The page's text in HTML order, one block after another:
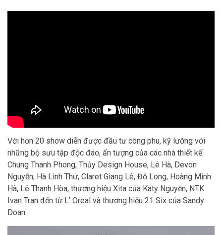
Với hơn 20 show diễn được đầu tư công phu, kỹ lưỡng với
những bộ sưu tập độc đáo, ấn tượng của các nhà thiết kế:
Chung Thanh Phong, Thủy Design House, Lê Hà, Devon
Nguyễn, Hà Linh Thư, Claret Giang Lê, Đỗ Long, Hoàng Minh
Hà, Lê Thanh Hòa, thương hiệu Xita của Katy Nguyễn, NTK
Ivan Tran đến từ L’ Oreal và thương hiệu 21 Six của Sandy
Doan.